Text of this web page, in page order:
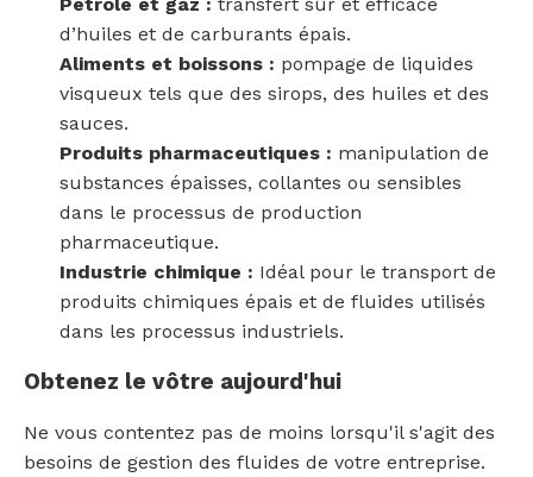
d’huiles et de carburants épais.
Aliments et boissons : pompage de liquides
visqueux tels que des sirops, des huiles et des
sauces.
Produits pharmaceutiques : manipulation de
substances épaisses, collantes ou sensibles
dans le processus de production
pharmaceutique.
Industrie chimique : Idéal pour le transport de
produits chimiques épais et de fluides utilisés
dans les processus industriels.
Obtenez le vôtre aujourd'hui
Ne vous contentez pas de moins lorsqu'il s'agit des
besoins de gestion des fluides de votre entreprise.